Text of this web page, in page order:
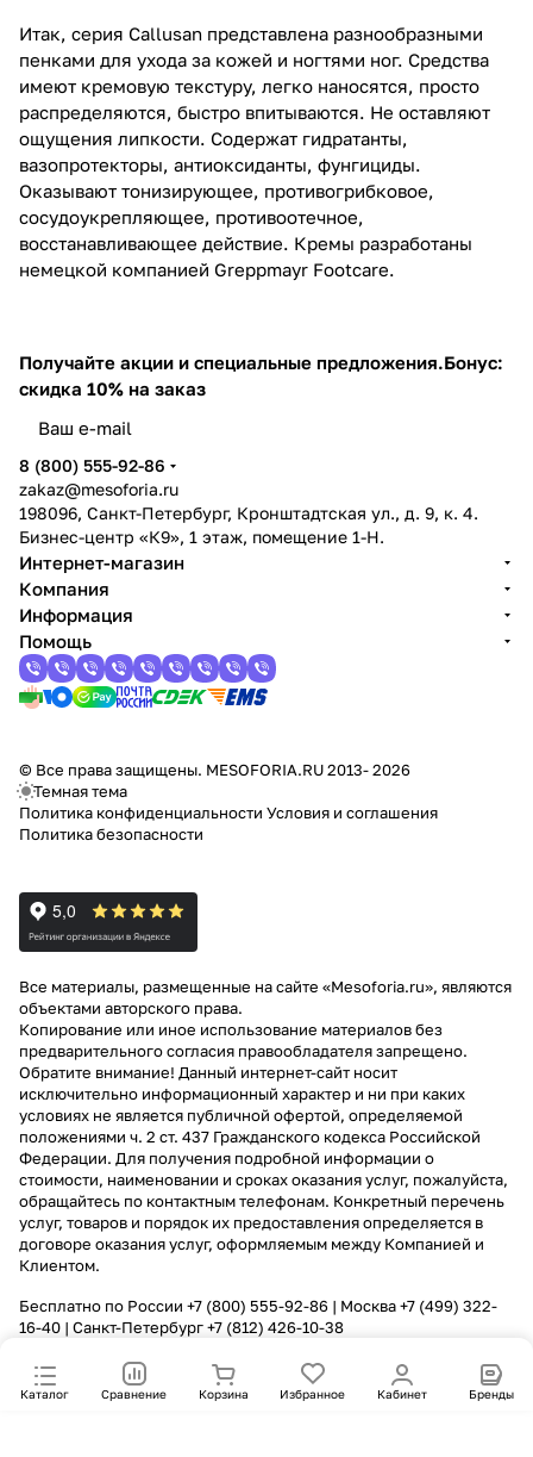
Итак, серия Callusan представлена разнообразными
пенками для ухода за кожей и ногтями ног. Средства
имеют кремовую текстуру, легко наносятся, просто
распределяются, быстро впитываются. Не оставляют
ощущения липкости. Содержат гидратанты,
вазопротекторы, антиоксиданты, фунгициды.
Оказывают тонизирующее, противогрибковое,
сосудоукрепляющее, противоотечное,
восстанавливающее действие. Кремы разработаны
немецкой компанией Greppmayr Footcare.
Каталог Сравнение Корзина Избранное Кабинет Бренды
Получайте акции и специальные предложения.Бонус:
скидка 10% на заказ
8 (800) 555-92-86
zakaz@mesoforia.ru
198096, Санкт-Петербург, Кронштадтская ул., д. 9, к. 4.
Бизнес-центр «К9», 1 этаж, помещение 1-Н.
Интернет-магазин
Компания
Информация
Помощь
© Все права защищены. MESOFORIA.RU 2013- 2026
Темная тема
Политика конфиденциальности Условия и соглашения
Политика безопасности
Все материалы, размещенные на сайте «Mesoforia.ru», являются
объектами авторского права.
Копирование или иное использование материалов без
предварительного согласия правообладателя запрещено.
Обратите внимание! Данный интернет-сайт носит
исключительно информационный характер и ни при каких
условиях не является публичной офертой, определяемой
положениями ч. 2 ст. 437 Гражданского кодекса Российской
Федерации. Для получения подробной информации о
стоимости, наименовании и сроках оказания услуг, пожалуйста,
обращайтесь по контактным телефонам. Конкретный перечень
услуг, товаров и порядок их предоставления определяется в
договоре оказания услуг, оформляемым между Компанией и
Клиентом.
Бесплатно по России +7 (800) 555-92-86 | Москва+7 (499) 322-
16-40 | Санкт-Петербург+7 (812) 426-10-38